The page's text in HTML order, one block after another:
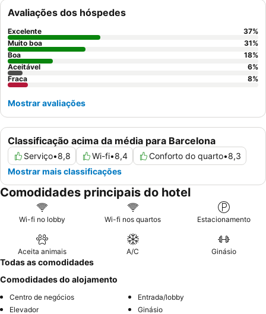
agradável. Para uma experiência mais tranquila, considere
solicitar um quarto virado para o jardim para minimizar o ruído
da rua.
Classificação acima da média para Barcelona
Serviço•8,8 Wi-fi•8,4 Conforto do quarto•8,3
Mostrar mais classificações
Avaliações dos hóspedes
Excelente 37%
Muito boa
31%
Boa
18%
Aceitável
6%
Fraca
8%
Mostrar avaliações
Comodidades principais do hotel
Wi-fi no lobby Wi-fi nos quartos Estacionamento
Aceita animais A/C Ginásio
Todas as comodidades
Comodidades do alojamento
Centro de negócios
Entrada/lobby
Elevador
Ginásio